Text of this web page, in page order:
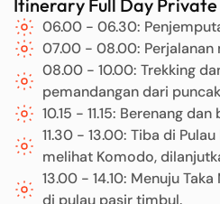
Itinerary Full Day
06.00 - 06.30:
07.00 - 08.00: Perjalanan
08.00 - 10.00: Trekking
pemandangan dari
10.15 - 11.15: Berenang
11.30 - 13.00: Tiba di
melihat Komodo,
13.00 - 14.10: Menuju
di pulau pasir timbul.